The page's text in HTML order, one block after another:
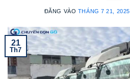
ĐĂNG VÀO THÁNG 7 21, 2025
21
Th7